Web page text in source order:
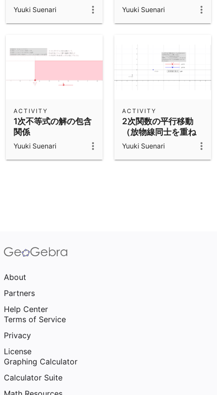
Yuuki Suenari Yuuki Suenari
1次不等式の解の包含
関係
ACTIVITY
Yuuki Suenari
2次関数の平行移動
（放物線同士を重ね
る）
ACTIVITY
Yuuki Suenari
About
Partners
Help Center
Terms of Service
Privacy
License
Graphing Calculator
Calculator Suite